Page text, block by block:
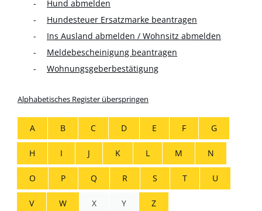
Hund abmelden
Hundesteuer Ersatzmarke beantragen
Ins Ausland abmelden / Wohnsitz abmelden
Meldebescheinigung beantragen
Wohnungsgeberbestätigung
Alphabetisches Register überspringen
A B C D E F G
H I J K L M N
O P Q R S T U
V W X Y Z